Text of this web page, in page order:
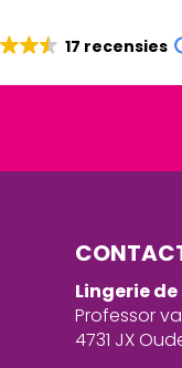
17 recensies
Lingerie de
Professor
4731 JX